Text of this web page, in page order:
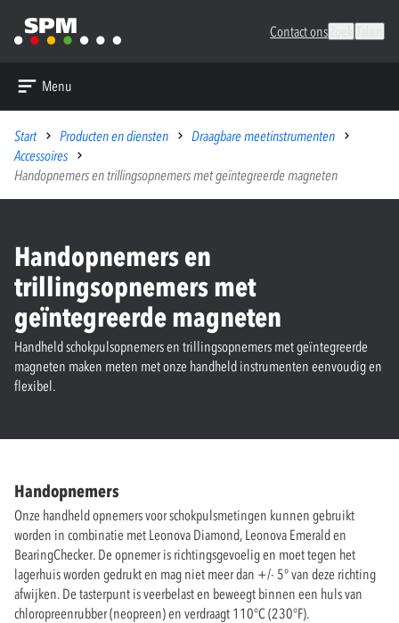
Contact ons
Menu
Start Producten en diensten
Draagbare meetinstrumenten
Accessoires
Handopnemers en trillingsopnemers met geïntegreerde magneten
Handopnemers en
trillingsopnemers met
geïntegreerde magneten
Handheld schokpulsopnemers en trillingsopnemers met geïntegreerde
magneten maken meten met onze handheld instrumenten eenvoudig en
flexibel.
Handopnemers
Onze handheld opnemers voor schokpulsmetingen kunnen gebruikt
worden in combinatie met Leonova Diamond, Leonova Emerald en
BearingChecker. De opnemer is richtingsgevoelig en moet tegen het
lagerhuis worden gedrukt en mag niet meer dan +/- 5° van deze richting
afwijken. De tasterpunt is veerbelast en beweegt binnen een huls van
chloropreenrubber (neopreen) en verdraagt 110°C (230°F).